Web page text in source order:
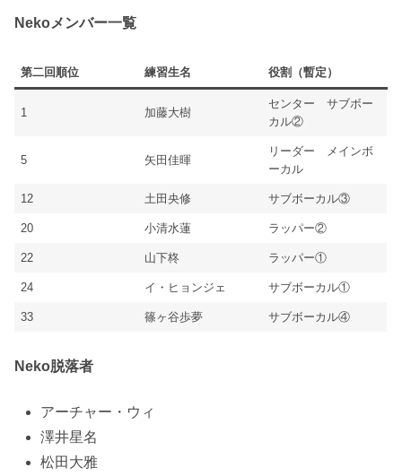
Nekoメンバー一覧
第二回順位 練習生名 役割（暫定）
1 加藤大樹
センター サブボー
カル②
5 矢田佳暉
リーダー メインボ
ーカル
12 土田央修 サブボーカル③
20 小清水蓮 ラッパー②
22 山下柊 ラッパー①
24 イ・ヒョンジェ サブボーカル①
33 篠ヶ谷歩夢 サブボーカル④
Neko脱落者
アーチャー・ウィ
澤井星名
松田大雅